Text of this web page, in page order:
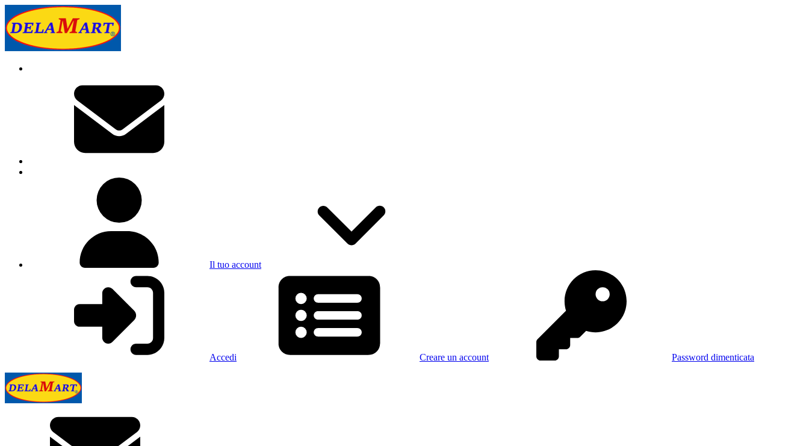
Il tuo account
Accedi Creare un account Password dimenticata